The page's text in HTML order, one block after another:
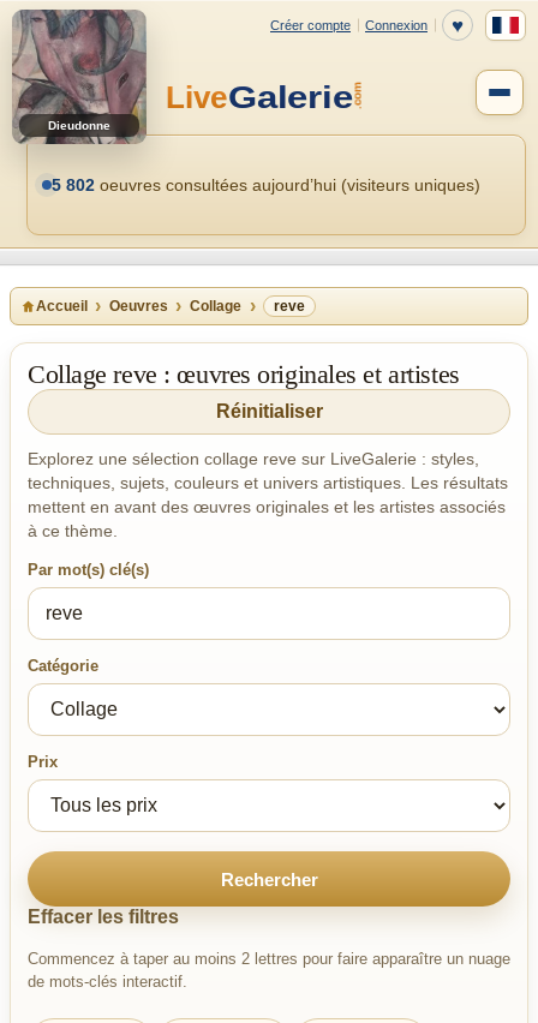
Dieudonne
5 802 oeuvres consultées aujourd’hui (visiteurs uniques)
Accueil Oeuvres Collage reve
Collage reve : œuvres originales et artistes
Réinitialiser
Explorez une sélection collage reve sur LiveGalerie : styles,
techniques, sujets, couleurs et univers artistiques. Les résultats
mettent en avant des œuvres originales et les artistes associés
à ce thème.
Par mot(s) clé(s)
Catégorie
Prix
Rechercher
Effacer les filtres
Commencez à taper au moins 2 lettres pour faire apparaître un nuage
de mots-clés interactif.